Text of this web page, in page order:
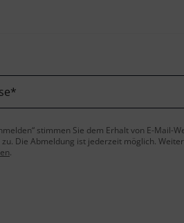
*
stimmen Sie dem Erhalt von E-Mail-
Die Abmeldung ist jederzeit möglich.
.